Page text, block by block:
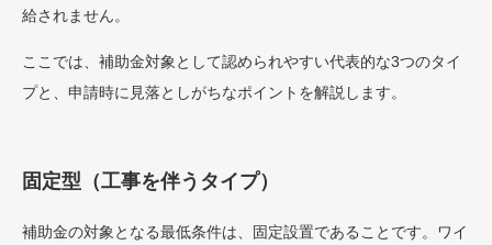
給されません。
ここでは、補助金対象として認められやすい代表的な3つのタイ
プと、申請時に見落としがちなポイントを解説します。
固定型（工事を伴うタイプ）
補助金の対象となる最低条件は、固定設置であることです。ワイ